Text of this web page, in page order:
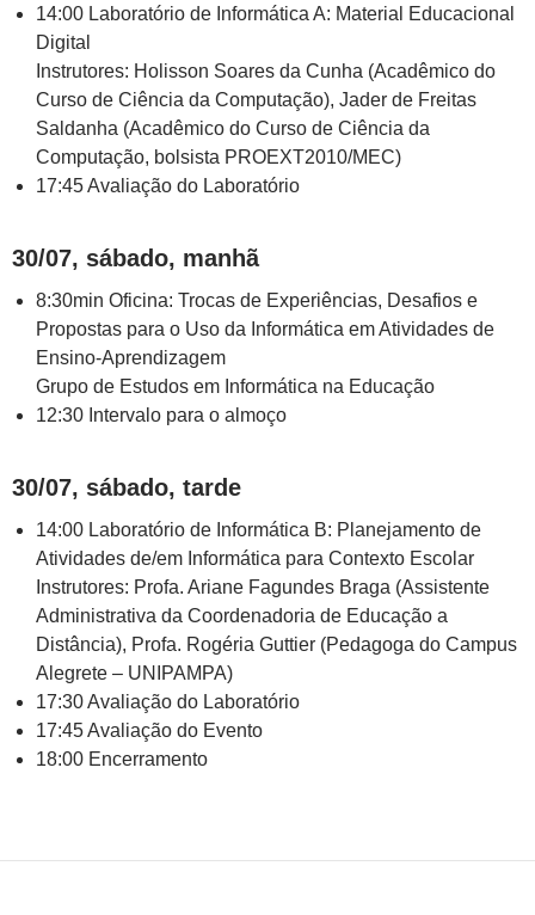
14:00 Laboratório de Informática A: Material Educacional
Digital
Instrutores: Holisson Soares da Cunha (Acadêmico do
Curso de Ciência da Computação), Jader de Freitas
Saldanha (Acadêmico do Curso de Ciência da
Computação, bolsista PROEXT2010/MEC)
17:45 Avaliação do Laboratório
30/07, sábado, manhã
8:30min Oficina: Trocas de Experiências, Desafios e
Propostas para o Uso da Informática em Atividades de
Ensino-Aprendizagem
Grupo de Estudos em Informática na Educação
12:30 Intervalo para o almoço
30/07, sábado, tarde
14:00 Laboratório de Informática B: Planejamento de
Atividades de/em Informática para Contexto Escolar
Instrutores: Profa. Ariane Fagundes Braga (Assistente
Administrativa da Coordenadoria de Educação a
Distância), Profa. Rogéria Guttier (Pedagoga do Campus
Alegrete – UNIPAMPA)
17:30 Avaliação do Laboratório
17:45 Avaliação do Evento
18:00 Encerramento